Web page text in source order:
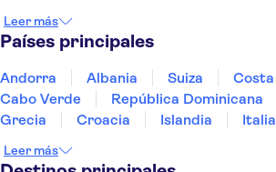
Leer más
Países principales
Andorra Albania Suiza
Cabo Verde
República Dominicana
Grecia
Croacia Islandia Italia
Portugal
Tailandia
Leer más